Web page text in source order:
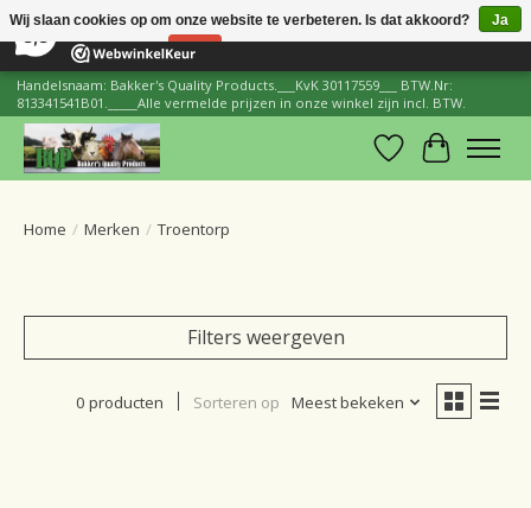
206 Reviews ×
Handelsnaam: Bakker's Quality Products.___KvK 30117559___ BTW.Nr:
813341541B01._____Alle vermelde prijzen in onze winkel zijn incl. BTW.
Verlanglijst
Home / Merken / Troentorp
Filters weergeven
0 producten Sorteren op Meest bekeken
Wij slaan cookies op om onze website te verbeteren. Is dat akkoord?
Ja
Nee